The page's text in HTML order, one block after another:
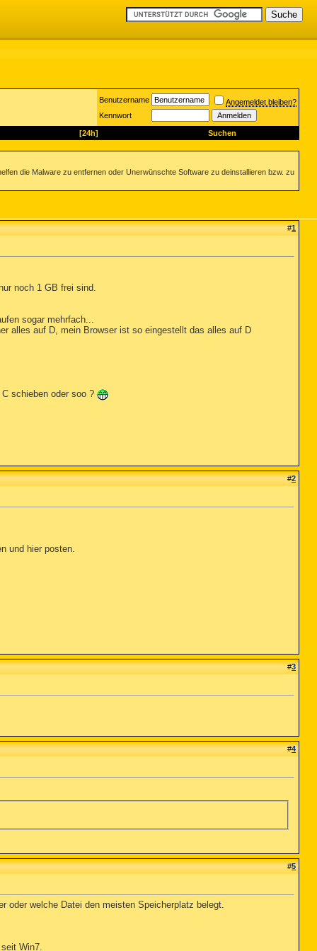
Benutzername
Angemeldet bleiben?
Kennwort
[24h] Suchen
die Malware zu entfernen oder Unerwünschte Software zu deinstallieren bzw. zu
#1
noch 1 GB frei sind.
sogar mehrfach...
alles auf D, mein Browser ist so eingestellt das alles auf D
schieben oder soo ?
#2
und hier posten.
#3
#4
#5
oder welche Datei den meisten Speicherplatz belegt.
Win7.